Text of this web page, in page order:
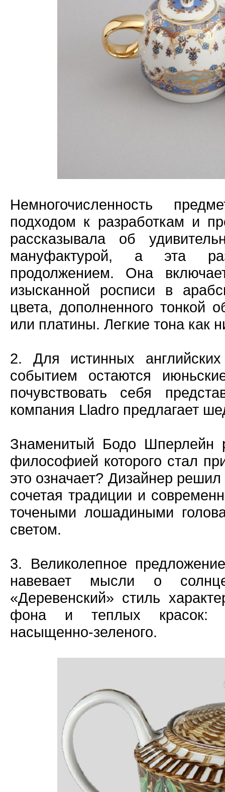
Немногочисленность
подходом к разработкам и
рассказывала об
мануфактурой, а эта
продолжением. Она
изысканной росписи в
цвета, дополненного тонкой
или платины. Легкие тона как
2. Для истинных
событием остаются
почувствовать себя
компания Lladro предлагает
Знаменитый Бодо Шперлейн
философией которого стал
это означает? Дизайнер
сочетая традиции и
точеными лошадиными
светом.
3. Великолепное
навевает мысли о
«Деревенский» стиль
фона и теплых красок:
насыщенно-зеленого.